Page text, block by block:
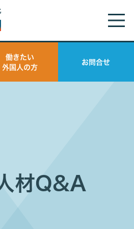
働きたい
外国人の方
お問合せ
材Q&A